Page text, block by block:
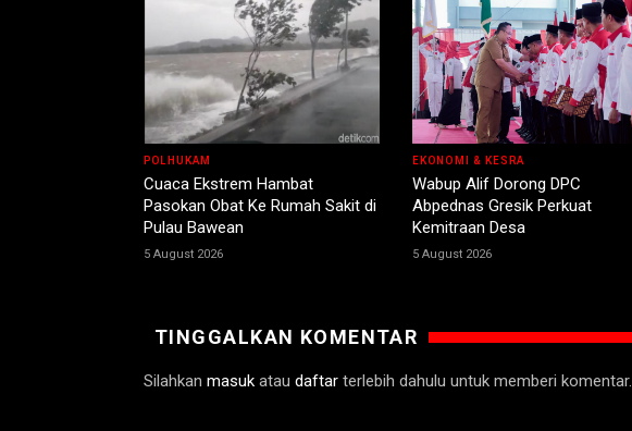
POLHUKAM
Cuaca Ekstrem Hambat
Pasokan Obat Ke Rumah Sakit di
Pulau Bawean
5 August 2026
EKONOMI & KESRA
Wabup Alif Dorong DPC
Abpednas Gresik Perkuat
Kemitraan Desa
5 August 2026
TINGGALKAN KOMENTAR
Silahkan masuk atau daftar terlebih dahulu untuk memberi komentar.